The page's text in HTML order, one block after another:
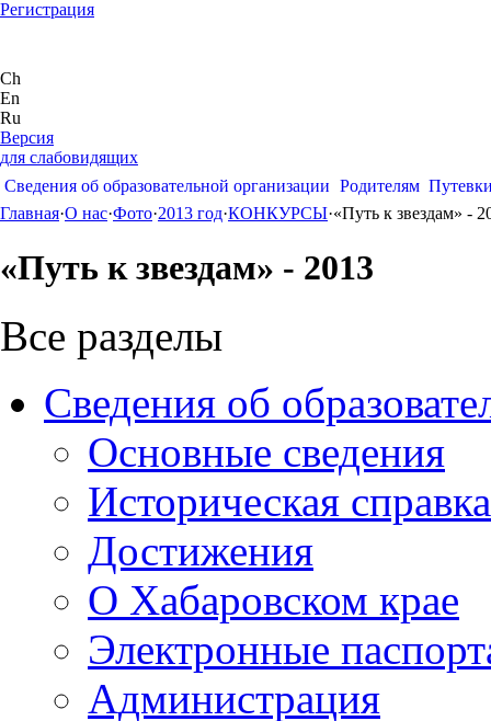
Регистрация
Ch
En
Ru
Версия
для слабовидящих
Сведения об образовательной организации Родителям
Главная·О нас·Фото·2013 год·КОНКУРСЫ·«Путь к звездам» -
«Путь к звездам» - 2013
Все разделы
Сведения об
Основные сведения
Историческая справка
Достижения
О Хабаровском крае
Электронные
Администрация